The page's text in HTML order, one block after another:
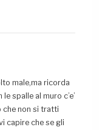
male,ma ricorda
spalle al muro c’e’
che non si tratti
capire che se gli